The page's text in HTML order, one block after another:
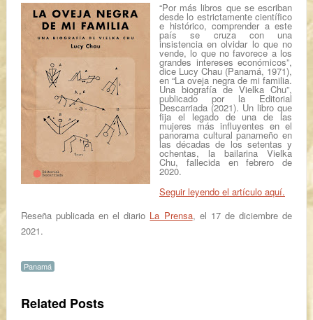
“Por más libros que se escriban
desde lo estrictamente científico
e histórico, comprender a este
país se cruza con una
insistencia en olvidar lo que no
vende, lo que no favorece a los
grandes intereses económicos”,
dice Lucy Chau (Panamá, 1971),
en “La oveja negra de mi familia.
Una biografía de Vielka Chu”,
publicado por la Editorial
Descarriada (2021). Un libro que
fija el legado de una de las
mujeres más influyentes en el
panorama cultural panameño en
las décadas de los setentas y
ochentas, la bailarina Vielka
Chu, fallecida en febrero de
2020.
Seguir leyendo el artículo aquí.
Reseña publicada en el diario La Prensa, el 17 de diciembre de
2021.
Panamá
Related Posts